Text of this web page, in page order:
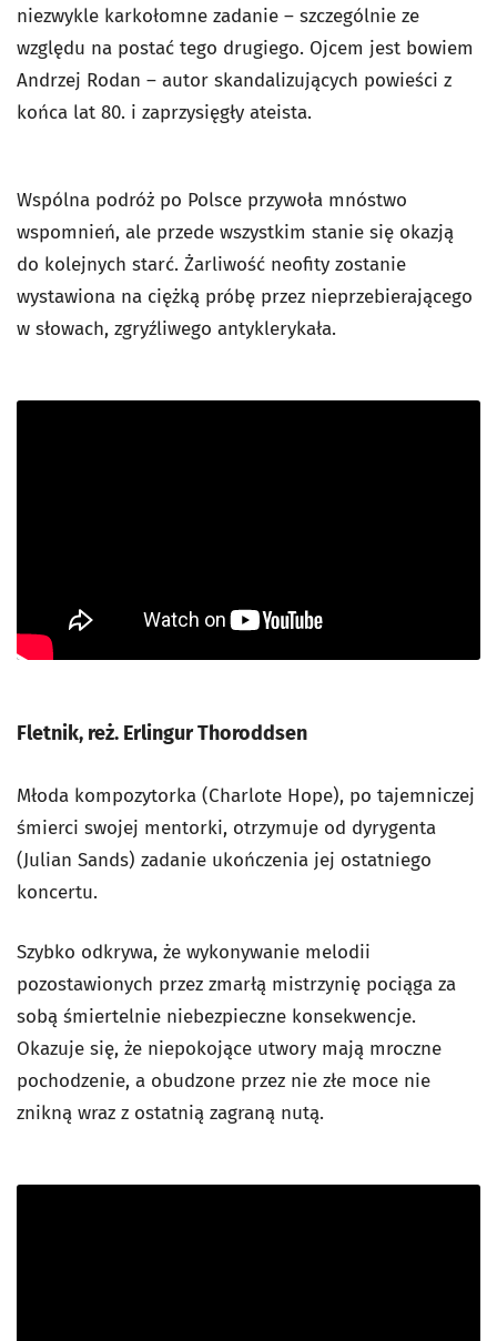
niezwykle karkołomne zadanie – szczególnie ze
względu na postać tego drugiego. Ojcem jest bowiem
Andrzej Rodan – autor skandalizujących powieści z
końca lat 80. i zaprzysięgły ateista.
Wspólna podróż po Polsce przywoła mnóstwo
wspomnień, ale przede wszystkim stanie się okazją
do kolejnych starć. Żarliwość neofity zostanie
wystawiona na ciężką próbę przez nieprzebierającego
w słowach, zgryźliwego antyklerykała.
Fletnik, reż. Erlingur Thoroddsen
Młoda kompozytorka (Charlote Hope), po tajemniczej
śmierci swojej mentorki, otrzymuje od dyrygenta
(Julian Sands) zadanie ukończenia jej ostatniego
koncertu.
Szybko odkrywa, że wykonywanie melodii
pozostawionych przez zmarłą mistrzynię pociąga za
sobą śmiertelnie niebezpieczne konsekwencje.
Okazuje się, że niepokojące utwory mają mroczne
pochodzenie, a obudzone przez nie złe moce nie
znikną wraz z ostatnią zagraną nutą.